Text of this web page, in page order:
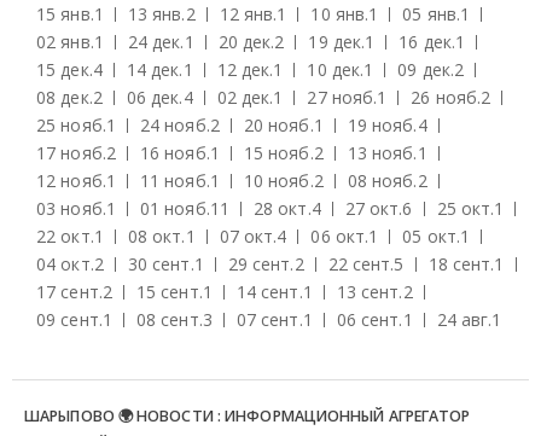
15 янв.1 13 янв.2 12 янв.1 10 янв.1 05 янв.1
02 янв.1 24 дек.1 20 дек.2 19 дек.1 16 дек.1
15 дек.4 14 дек.1 12 дек.1 10 дек.1 09 дек.2
08 дек.2 06 дек.4 02 дек.1 27 нояб.1 26 нояб.2
25 нояб.1 24 нояб.2 20 нояб.1 19 нояб.4
17 нояб.2 16 нояб.1 15 нояб.2 13 нояб.1
12 нояб.1 11 нояб.1 10 нояб.2 08 нояб.2
03 нояб.1 01 нояб.11 28 окт.4 27 окт.6 25 окт.1
22 окт.1 08 окт.1 07 окт.4 06 окт.1 05 окт.1
04 окт.2 30 сент.1 29 сент.2 22 сент.5 18 сент.1
17 сент.2 15 сент.1 14 сент.1 13 сент.2
09 сент.1 08 сент.3 07 сент.1 06 сент.1 24 авг.1
ШАРЫПОВО 🌍 НОВОСТИ : ИНФОРМАЦИОННЫЙ АГРЕГАТОР